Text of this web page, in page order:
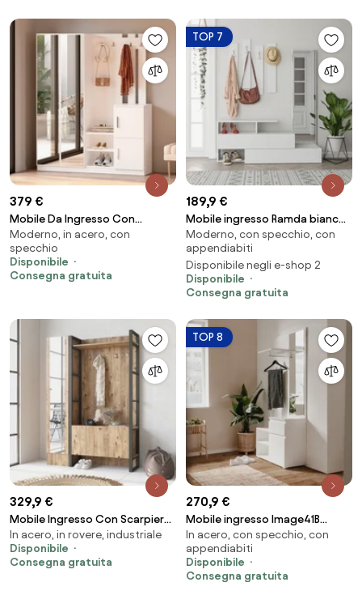
379 €
Mobile Da Ingresso Con
Scarpiera A 2 Ante Appendiabiti
E Specchio Bianco
Moderno, in acero, con
specchio
Disponibile
Consegna gratuita
TOP 7
189,9 €
Mobile ingresso Ramda bianco
con scarpiera e specchio
Moderno, con specchio, con
appendiabiti
Disponibile negli e-shop 2
Disponibile
Consegna gratuita
329,9 €
Mobile Ingresso Con Scarpiera
Appendiabiti E Specchio Stile
Industrial Fiona SX
In acero, in rovere, industriale
Disponibile
Consegna gratuita
TOP 8
270,9 €
Mobile ingresso Image41B
bianco con specchio
In acero, con specchio, con
appendiabiti
Disponibile
Consegna gratuita